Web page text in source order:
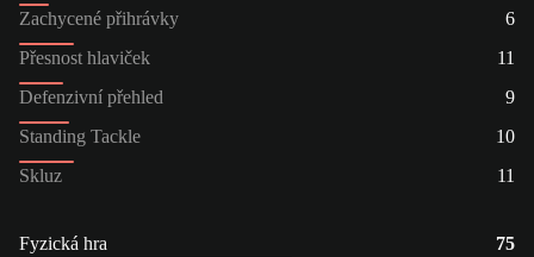
Zachycené přihrávky
6
Přesnost hlaviček
11
Defenzivní přehled
9
Standing Tackle
10
Skluz
11
Fyzická hra
75